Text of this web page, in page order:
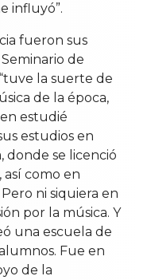
influyó”.
fueron sus
de
la suerte de
de la época,
estudié
estudios en
donde se licenció
como en
ni siquiera en
por la música. Y
una escuela de
Fue en
de la